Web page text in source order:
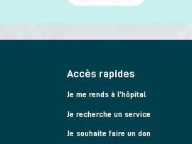
Accès rapides
Je me rends à l'hôpital
Je recherche un service
Je souhaite faire un don